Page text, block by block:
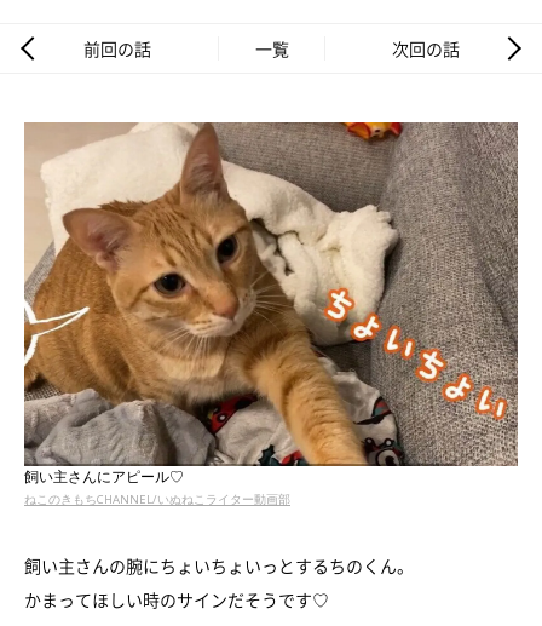
前回の話 一覧 次回の話
飼い主さんにアピール♡
ねこのきもちCHANNEL/いぬねこライター動画部
飼い主さんの腕にちょいちょいっとするちのくん。
かまってほしい時のサインだそうです♡